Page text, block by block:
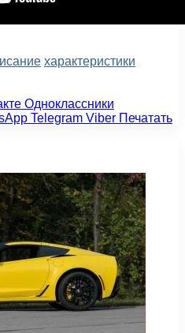
характеристики
Одноклассники
Telegram Viber Печатать